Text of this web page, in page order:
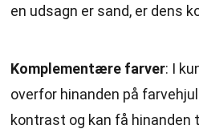
en udsagn er sand, er dens
Komplementære farver: I
overfor hinanden på
kontrast og kan få hinanden